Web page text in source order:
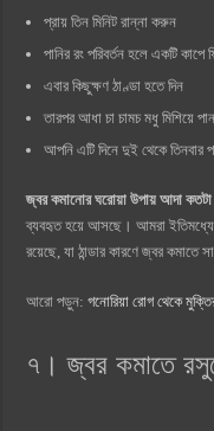
প্রায় তিন মিনিট রান্না করুন
পানির রং পরিবর্তন হলে একটি কাপে
এবার কিছুক্ষণ ঠাণ্ডা হতে দিন
তারপর আধা চা চামচ মধু মিশিয়ে
আপনি এটি দিনে দুই থেকে তিনবার
জ্বর কমানোর ঘরোয়া উপায় আদা
ব্যবহৃত হয়ে আসছে। আমরা ইতিমধ্যে
রয়েছে, যা ঠান্ডার কারণে জ্বর কমাতে
আরো পড়ুন:গনোরিয়া রোগ থেকে
৭। জ্বর কমাতে